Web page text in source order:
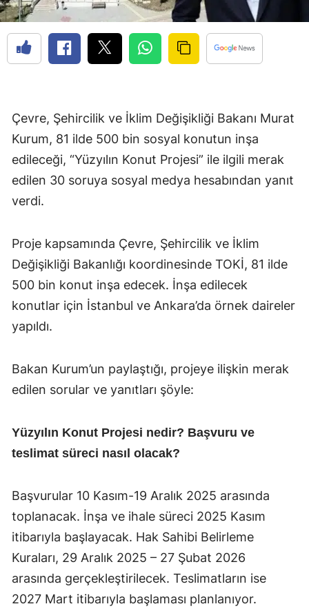
Çevre, Şehircilik ve İklim Değişikliği Bakanı Murat
Kurum, 81 ilde 500 bin sosyal konutun inşa
edileceği, “Yüzyılın Konut Projesi” ile ilgili merak
edilen 30 soruya sosyal medya hesabından yanıt
verdi.
Proje kapsamında Çevre, Şehircilik ve İklim
Değişikliği Bakanlığı koordinesinde TOKİ, 81 ilde
500 bin konut inşa edecek. İnşa edilecek
konutlar için İstanbul ve Ankara’da örnek daireler
yapıldı.
Bakan Kurum’un paylaştığı, projeye ilişkin merak
edilen sorular ve yanıtları şöyle:
Yüzyılın Konut Projesi nedir? Başvuru ve
teslimat süreci nasıl olacak?
Başvurular 10 Kasım-19 Aralık 2025 arasında
toplanacak. İnşa ve ihale süreci 2025 Kasım
itibarıyla başlayacak. Hak Sahibi Belirleme
Kuraları, 29 Aralık 2025 – 27 Şubat 2026
arasında gerçekleştirilecek. Teslimatların ise
2027 Mart itibarıyla başlaması planlanıyor.